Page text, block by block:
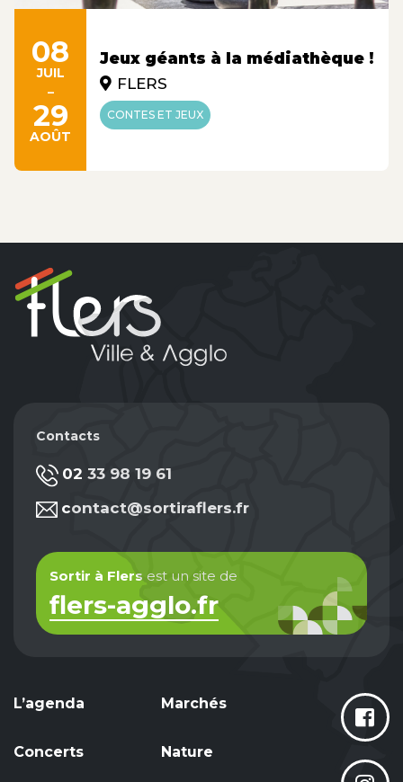
08
JUIL
-
29
AOÛT
Jeux géants à la médiathèque !
FLERS
CONTES ET JEUX
Contacts
02 33 98 19 61
contact@sortiraflers.fr
Sortir à Flers est un site de
flers-agglo.fr
L’agenda
Concerts
Marchés
Nature